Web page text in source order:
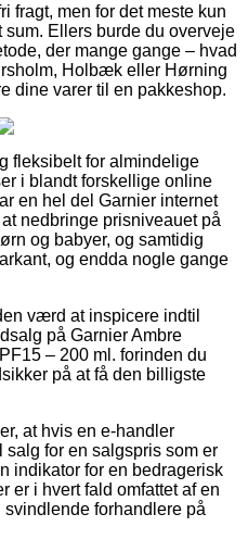
fragt, men for det meste kun
sum. Ellers burde du overveje
der mange gange – hvad
Holbæk eller Hørning
dine varer til en pakkeshop.
fleksibelt for almindelige
i blandt forskellige online
en hel del Garnier internet
nedbringe prisniveauet på
og babyer, og samtidig
og endda nogle gange
værd at inspicere indtil
på Garnier Ambre
– 200 ml. forinden du
på at få den billigste
at hvis en e-handler
for en salgspris som er
indikator for en bedragerisk
er i hvert fald omfattet af en
forhandlere på